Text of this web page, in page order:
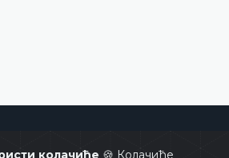
колачиће 🍪 Колачиће